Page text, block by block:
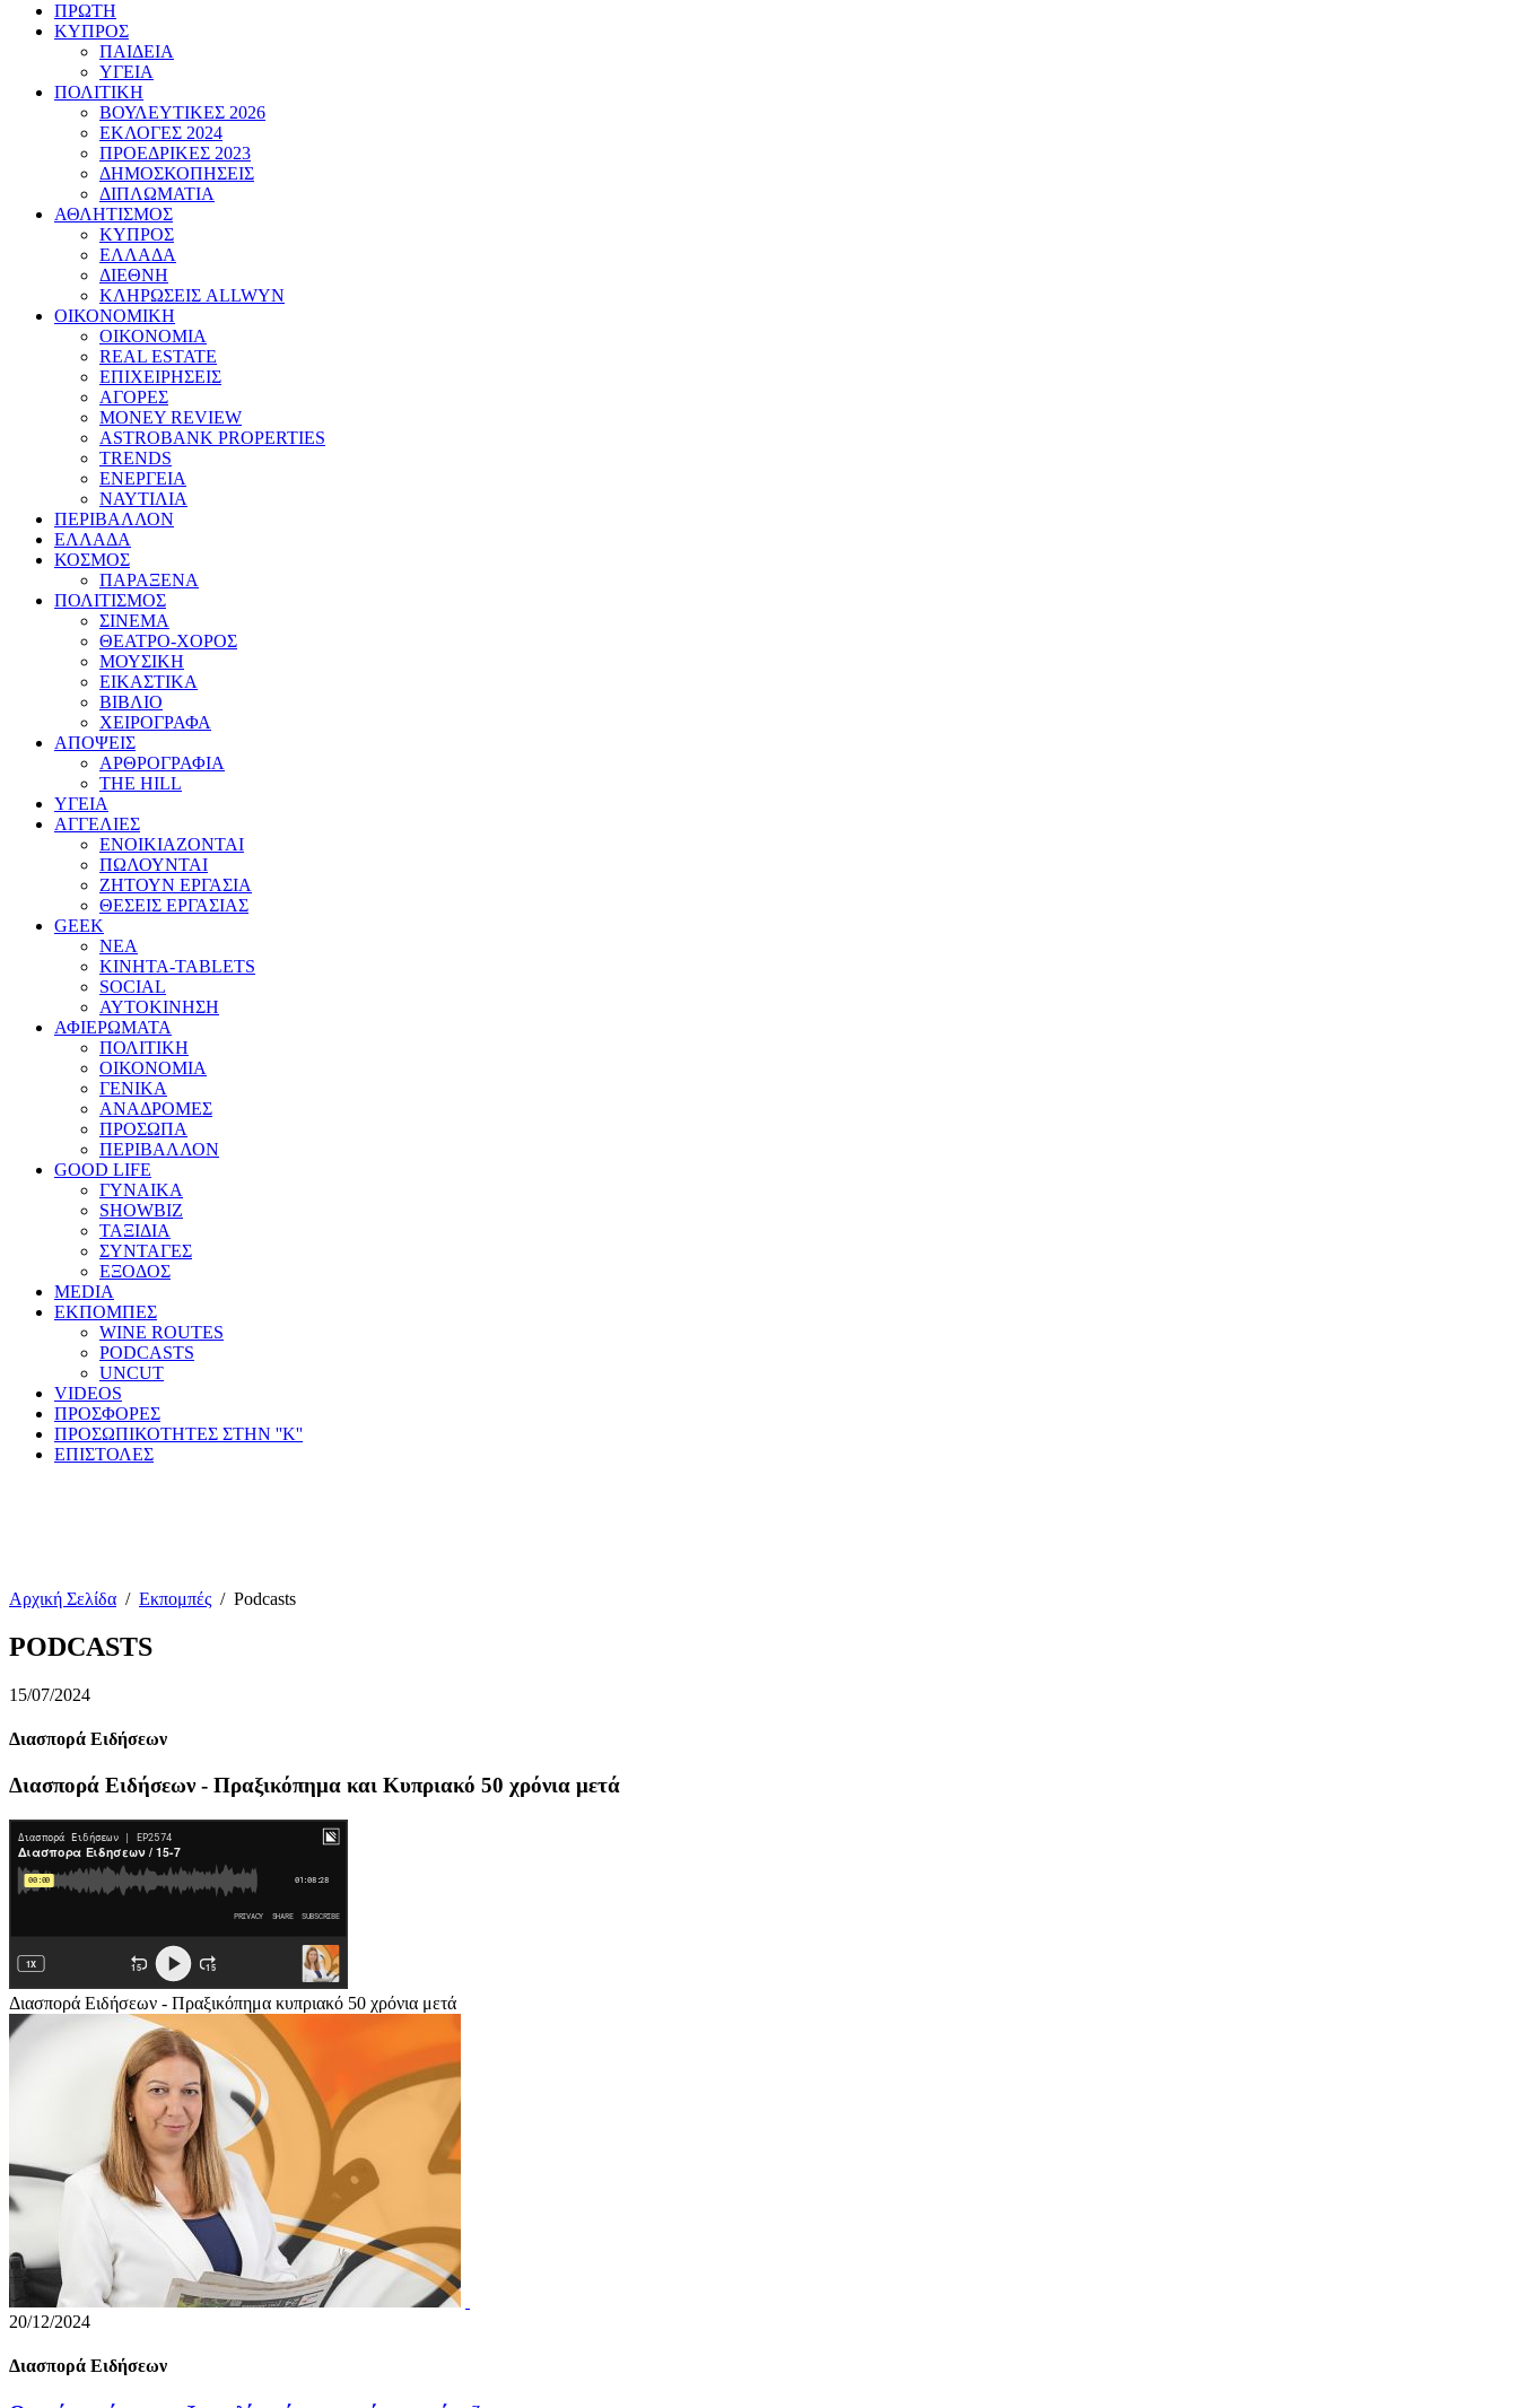
ΠΡΩΤΗ
ΚΥΠΡΟΣ
ΠΑΙΔΕΙΑ
ΥΓΕΙΑ
ΠΟΛΙΤΙΚΗ
ΒΟΥΛΕΥΤΙΚΕΣ 2026
ΕΚΛΟΓΕΣ 2024
ΠΡΟΕΔΡΙΚΕΣ 2023
ΔΗΜΟΣΚΟΠΗΣΕΙΣ
ΔΙΠΛΩΜΑΤΙΑ
ΑΘΛΗΤΙΣΜΟΣ
ΚΥΠΡΟΣ
ΕΛΛΑΔΑ
ΔΙΕΘΝΗ
ΚΛΗΡΩΣΕΙΣ ALLWYN
ΟΙΚΟΝΟΜΙΚΗ
ΟΙΚΟΝΟΜΙΑ
REAL ESTATE
ΕΠΙΧΕΙΡΗΣΕΙΣ
ΑΓΟΡΕΣ
MONEY REVIEW
ASTROBANK PROPERTIES
TRENDS
ΕΝΕΡΓΕΙΑ
ΝΑΥΤΙΛΙΑ
ΠΕΡΙΒΑΛΛΟΝ
ΕΛΛΑΔΑ
ΚΟΣΜΟΣ
ΠΑΡΑΞΕΝΑ
ΠΟΛΙΤΙΣΜΟΣ
ΣΙΝΕΜΑ
ΘΕΑΤΡΟ-ΧΟΡΟΣ
ΜΟΥΣΙΚΗ
ΕΙΚΑΣΤΙΚΑ
ΒΙΒΛΙΟ
ΧΕΙΡΟΓΡΑΦΑ
ΑΠΟΨΕΙΣ
ΑΡΘΡΟΓΡΑΦΙΑ
THE HILL
ΥΓΕΙΑ
ΑΓΓΕΛΙΕΣ
ΕΝΟΙΚΙΑΖΟΝΤΑΙ
ΠΩΛΟΥΝΤΑΙ
ΖΗΤΟΥΝ ΕΡΓΑΣΙΑ
ΘΕΣΕΙΣ ΕΡΓΑΣΙΑΣ
GEEK
ΝΕΑ
ΚΙΝΗΤΑ-TABLETS
SOCIAL
ΑΥΤΟΚΙΝΗΣΗ
ΑΦΙΕΡΩΜΑΤΑ
ΠΟΛΙΤΙΚΗ
ΟΙΚΟΝΟΜΙΑ
ΓΕΝΙΚΑ
ΑΝΑΔΡΟΜΕΣ
ΠΡΟΣΩΠΑ
ΠΕΡΙΒΑΛΛΟΝ
GOOD LIFE
ΓΥΝΑΙΚΑ
SHOWBIZ
ΤΑΞΙΔΙΑ
ΣΥΝΤΑΓΕΣ
ΕΞΟΔΟΣ
MEDIA
ΕΚΠΟΜΠΕΣ
WINE ROUTES
PODCASTS
UNCUT
VIDEOS
ΠΡΟΣΦΟΡΕΣ
ΠΡΟΣΩΠΙΚΟΤΗΤΕΣ ΣΤΗΝ ''Κ''
ΕΠΙΣΤΟΛΕΣ
Αρχική Σελίδα / Εκπομπές / Podcasts
PODCASTS
15/07/2024
Διασπορά Ειδήσεων
Διασπορά Ειδήσεων - Πραξικόπημα και Κυπριακό 50 χρόνια μετά
Διασπορά Ειδήσεων - Πραξικόπημα κυπριακό 50 χρόνια μετά
20/12/2024
Διασπορά Ειδήσεων